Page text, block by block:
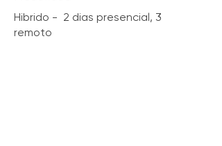
Hibrido - 2 dias presencial, 3
remoto